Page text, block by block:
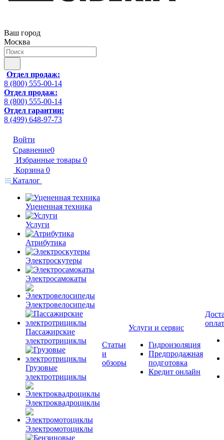
Ваш город
Москва
Отдел продаж:
8 (800) 555-00-14
Отдел продаж:
8 (800) 555-00-14
Отдел гарантии:
8 (499) 648-97-73
Войти
Сравнение0
Избранные товары 0
Корзина 0
Каталог
Уцененная техника
Услуги
Атрибутика
Электроскутеры
Электросамокаты
Электровелосипеды
Пассажирские
электротрициклы
Грузовые
электротрициклы
Электроквадроциклы
Электромотоциклы
Статьи
и
обзоры
Услуги и сервис
Гидроизоляция
Предпродажная
подготовка
Кредит онлайн